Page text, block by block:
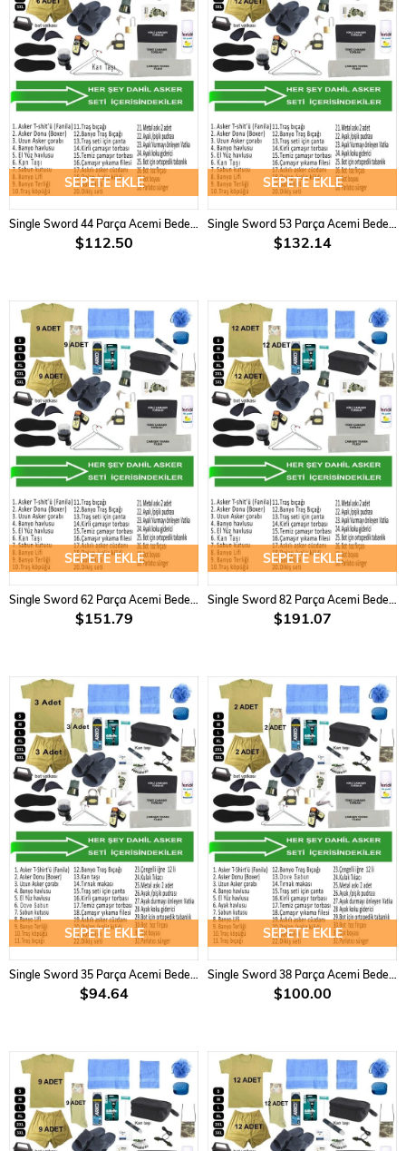
SEPETE EKLE
$112.50
SEPETE EKLE
$132.14
SEPETE EKLE
$151.79
SEPETE EKLE
$191.07
SEPETE EKLE
$94.64
SEPETE EKLE
$100.00